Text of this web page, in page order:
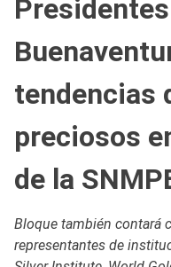
tendencias
preciosos
de la
Bloque también contará
representantes de